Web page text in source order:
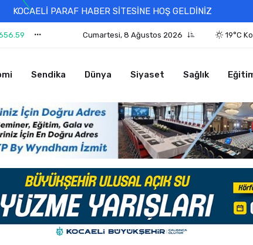
KOCAELİ PARAF HABER SİTESİNE HOŞ GELDİNİZ
Cumartesi, 8 Ağustos 2026 19°C
Sendika Dünya Siyaset Sağlık